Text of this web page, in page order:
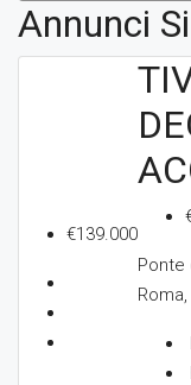
Annunci
€139.000
Ponte